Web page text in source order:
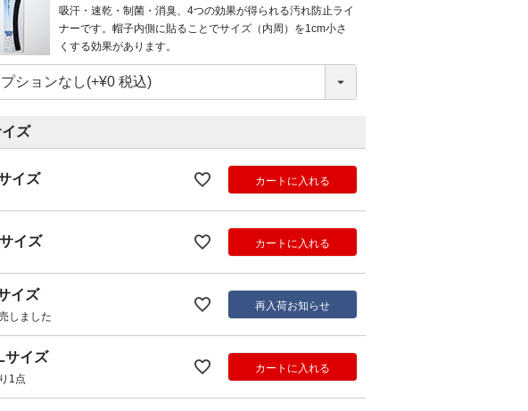
吸汗・速乾・制菌・消臭、4つの効果が得られる汚れ防止ライ
ナーです。帽子内側に貼ることでサイズ（内周）を1cm小さ
くする効果があります。
ズ
イズ カートに入れる
イズ カートに入れる
イズ
しました
再入荷お知らせ
サイズ
1点
カートに入れる